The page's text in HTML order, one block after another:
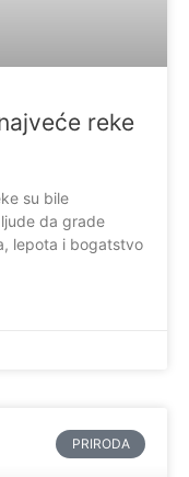
reke
su bile
da grade
lepota i bogatstvo
PRIRODA